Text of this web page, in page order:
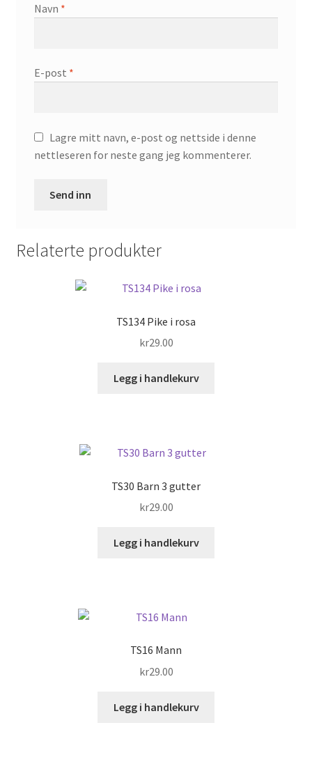
Navn *
E-post *
Lagre mitt navn, e-post og nettside i denne
nettleseren for neste gang jeg kommenterer.
Relaterte produkter
TS134 Pike i rosa
kr29.00
Legg i handlekurv
TS30 Barn 3 gutter
kr29.00
Legg i handlekurv
TS16 Mann
kr29.00
Legg i handlekurv